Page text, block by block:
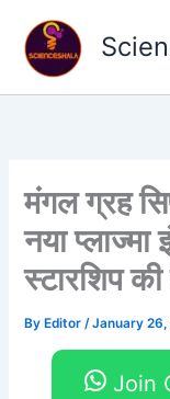
content
मंगल ग्रह
नया
स्टारशिप
By Editor/January
Join